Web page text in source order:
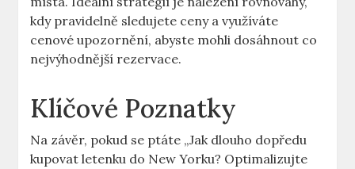
kdy pravidelně sledujete ceny a využíváte
cenové upozornění, abyste mohli dosáhnout co
nejvýhodnější rezervace.
Klíčové Poznatky
Na závěr, pokud se ptáte „Jak dlouho dopředu
kupovat letenku do New Yorku? Optimalizujte